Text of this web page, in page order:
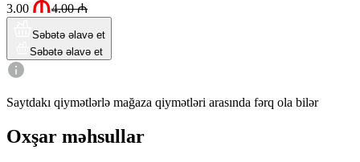
3.00
4.00₼
Səbətə əlavə et
Səbətə əlavə et
Saytdakı qiymətlərlə mağaza qiymətləri arasında fərq ola bilər
Oxşar məhsullar